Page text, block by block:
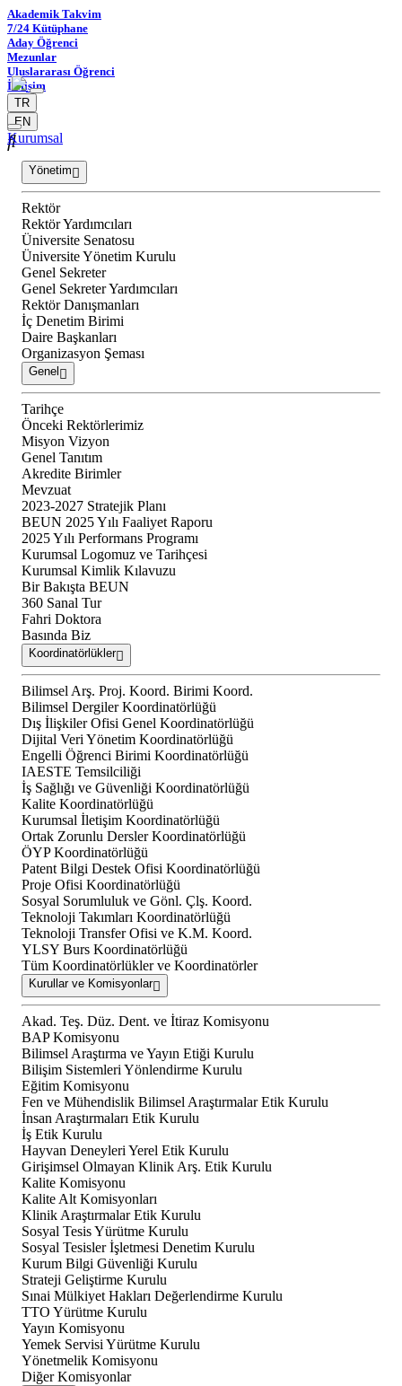
Akademik Takvim
7/24 Kütüphane
Aday Öğrenci
Mezunlar
Uluslararası Öğrenci
İletişim
TR
EN
Kurumsal
Yönetim
Rektör
Rektör Yardımcıları
Üniversite Senatosu
Üniversite Yönetim Kurulu
Genel Sekreter
Genel Sekreter Yardımcıları
Rektör Danışmanları
İç Denetim Birimi
Daire Başkanları
Organizasyon Şeması
Genel
Tarihçe
Önceki Rektörlerimiz
Misyon Vizyon
Genel Tanıtım
Akredite Birimler
Mevzuat
2023-2027 Stratejik Planı
BEUN 2025 Yılı Faaliyet Raporu
2025 Yılı Performans Programı
Kurumsal Logomuz ve Tarihçesi
Kurumsal Kimlik Kılavuzu
Bir Bakışta BEUN
360 Sanal Tur
Fahri Doktora
Basında Biz
Koordinatörlükler
Bilimsel Arş. Proj. Koord. Birimi Koord.
Bilimsel Dergiler Koordinatörlüğü
Dış İlişkiler Ofisi Genel Koordinatörlüğü
Dijital Veri Yönetim Koordinatörlüğü
Engelli Öğrenci Birimi Koordinatörlüğü
IAESTE Temsilciliği
İş Sağlığı ve Güvenliği Koordinatörlüğü
Kalite Koordinatörlüğü
Kurumsal İletişim Koordinatörlüğü
Ortak Zorunlu Dersler Koordinatörlüğü
ÖYP Koordinatörlüğü
Patent Bilgi Destek Ofisi Koordinatörlüğü
Proje Ofisi Koordinatörlüğü
Sosyal Sorumluluk ve Gönl. Çlş. Koord.
Teknoloji Takımları Koordinatörlüğü
Teknoloji Transfer Ofisi ve K.M. Koord.
YLSY Burs Koordinatörlüğü
Tüm Koordinatörlükler ve Koordinatörler
Kurullar ve Komisyonlar
Akad. Teş. Düz. Dent. ve İtiraz Komisyonu
BAP Komisyonu
Bilimsel Araştırma ve Yayın Etiği Kurulu
Bilişim Sistemleri Yönlendirme Kurulu
Eğitim Komisyonu
Fen ve Mühendislik Bilimsel Araştırmalar Etik Kurulu
İnsan Araştırmaları Etik Kurulu
İş Etik Kurulu
Hayvan Deneyleri Yerel Etik Kurulu
Girişimsel Olmayan Klinik Arş. Etik Kurulu
Kalite Komisyonu
Kalite Alt Komisyonları
Klinik Araştırmalar Etik Kurulu
Sosyal Tesis Yürütme Kurulu
Sosyal Tesisler İşletmesi Denetim Kurulu
Kurum Bilgi Güvenliği Kurulu
Strateji Geliştirme Kurulu
Sınai Mülkiyet Hakları Değerlendirme Kurulu
TTO Yürütme Kurulu
Yayın Komisyonu
Yemek Servisi Yürütme Kurulu
Yönetmelik Komisyonu
Diğer Komisyonlar